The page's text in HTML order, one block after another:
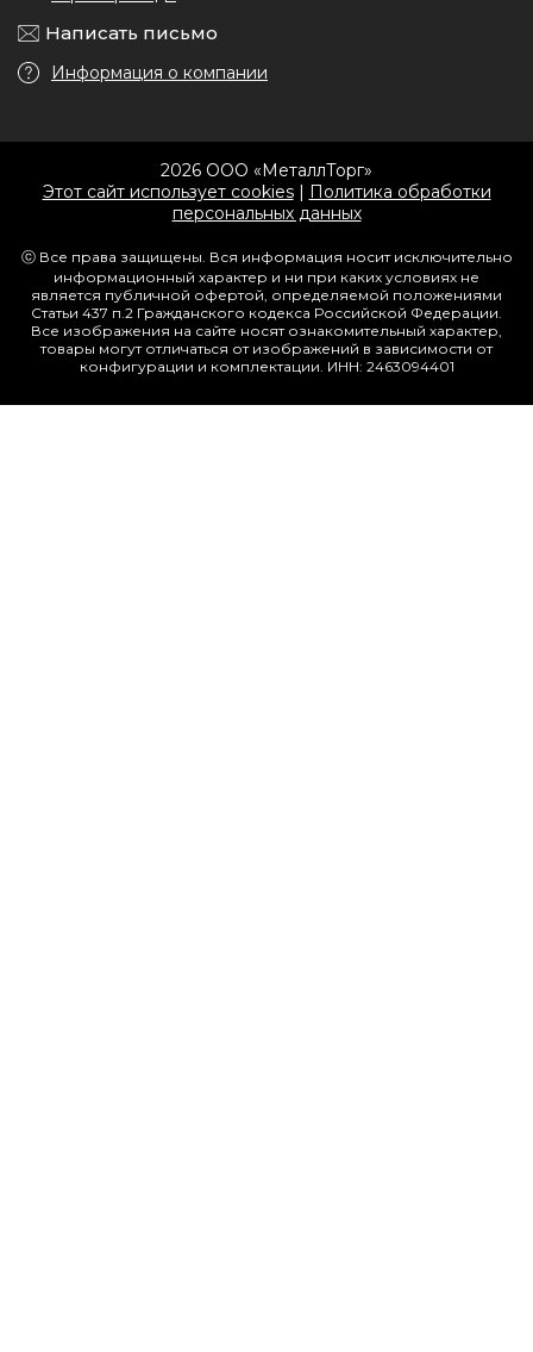
Написать письмо
Информация о компании
2026 ООО «МеталлТорг»
Этот сайт использует cookies| Политика обработки
персональных данных
ⓒ Все права защищены. Вся информация носит исключительно
информационный характер и ни при каких условиях не
является публичной офертой, определяемой положениями
Статьи 437 п.2 Гражданского кодекса Российской Федерации.
Все изображения на сайте носят ознакомительный характер,
товары могут отличаться от изображений в зависимости от
конфигурации и комплектации. ИНН: 2463094401